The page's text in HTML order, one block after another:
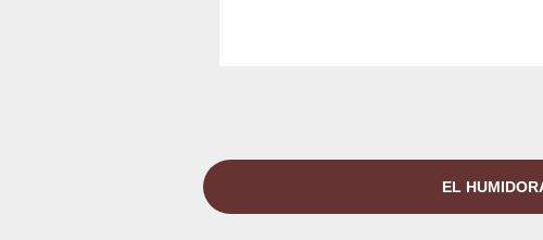
EL